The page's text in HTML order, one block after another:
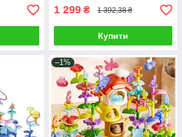
1 299 ₴ 1 392,38 ₴
Купити
–1%